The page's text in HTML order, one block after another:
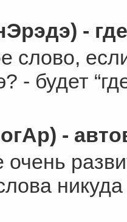
-
слово,
- будет
-
очень